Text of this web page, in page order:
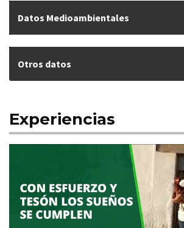
Datos Medioambientales
Otros datos
Experiencias